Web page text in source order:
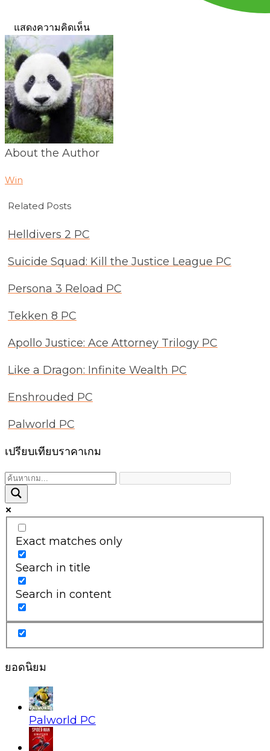
แสดงความคิดเห็น
About the Author
Win
Related Posts
Helldivers 2 PC
Suicide Squad: Kill the Justice League PC
Persona 3 Reload PC
Tekken 8 PC
Apollo Justice: Ace Attorney Trilogy PC
Like a Dragon: Infinite Wealth PC
Enshrouded PC
Palworld PC
เปรียบเทียบราคาเกม
Exact matches only
Search in title
Search in content
ยอดนิยม
Palworld PC